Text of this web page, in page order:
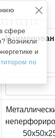
сфере
Возникли
и
по
11 | 12 | 13